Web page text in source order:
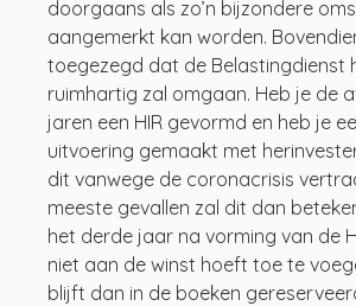
doorgaans als zo’n bijzondere
aangemerkt kan worden.
toegezegd dat de Belastingdienst
ruimhartig zal omgaan. Heb je de
jaren een HIR gevormd en heb je
uitvoering gemaakt met
dit vanwege de coronacrisis
meeste gevallen zal dit dan
het derde jaar na vorming van de
niet aan de winst hoeft toe te
blijft dan in de boeken